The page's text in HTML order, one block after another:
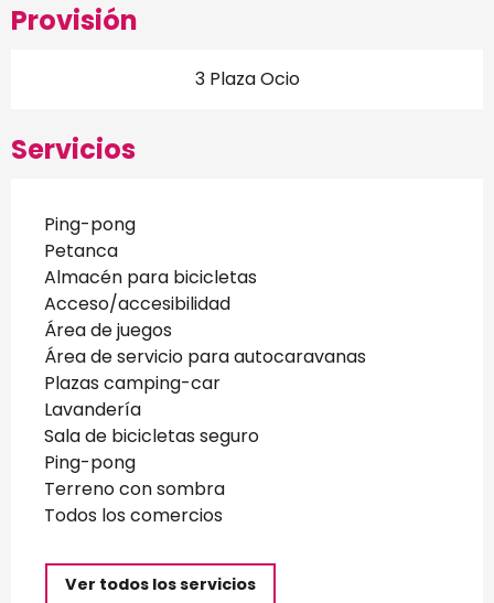
Provisión
3 Plaza Ocio
Servicios
Ping-pong
Petanca
Almacén para bicicletas
Acceso/accesibilidad
Área de juegos
Área de servicio para autocaravanas
Plazas camping-car
Lavandería
Sala de bicicletas seguro
Ping-pong
Terreno con sombra
Todos los comercios
Ver todos los servicios